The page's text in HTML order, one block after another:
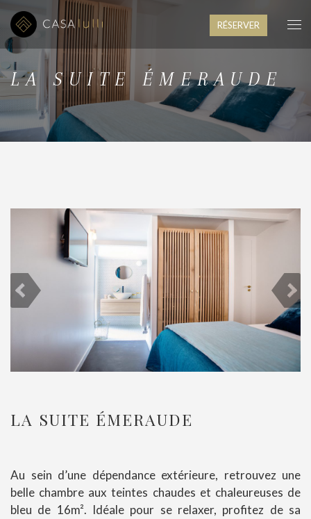
RÉSERVER
LA SUITE ÉMERAUDE
LA SUITE ÉMERAUDE
Au sein d’une dépendance extérieure, retrouvez une
belle chambre aux teintes chaudes et chaleureuses de
bleu de 16m². Idéale pour se relaxer, profitez de sa